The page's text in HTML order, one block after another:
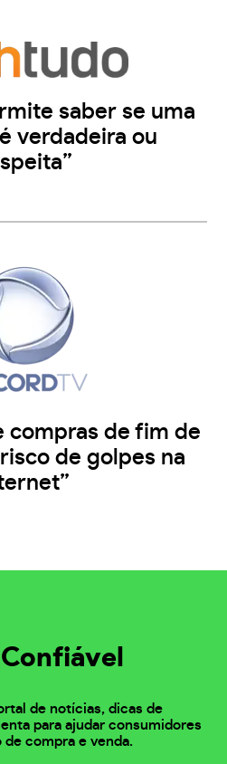
saber se uma
verdadeira ou
compras de fim de
de golpes na
de notícias, dicas de
para ajudar consumidores
compra e venda.